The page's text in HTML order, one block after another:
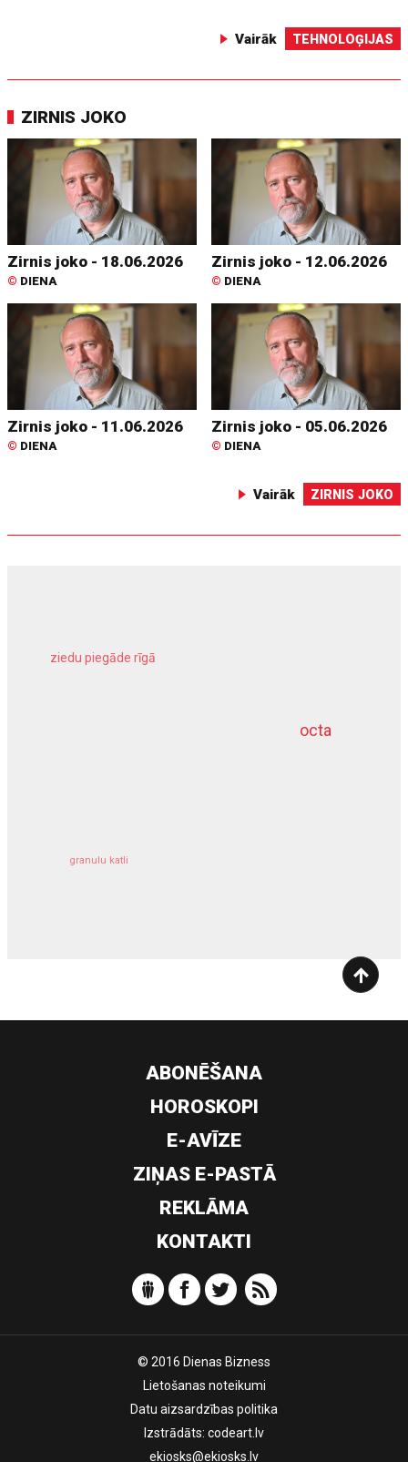
Vairāk TEHNOLOĢIJAS
ZIRNIS JOKO
Zirnis joko - 18.06.2026
© DIENA
Zirnis joko - 12.06.2026
© DIENA
Zirnis joko - 11.06.2026
© DIENA
Zirnis joko - 05.06.2026
© DIENA
Vairāk ZIRNIS JOKO
octa
ziedu piegāde rīgā
granulu katli
dziļurbums
ABONĒŠANA
HOROSKOPI
E-AVĪZE
ZIŅAS E-PASTĀ
REKLĀMA
KONTAKTI
© 2016 Dienas Bizness
Lietošanas noteikumi
Datu aizsardzības politika
Izstrādāts: codeart.lv
ekiosks@ekiosks.lv